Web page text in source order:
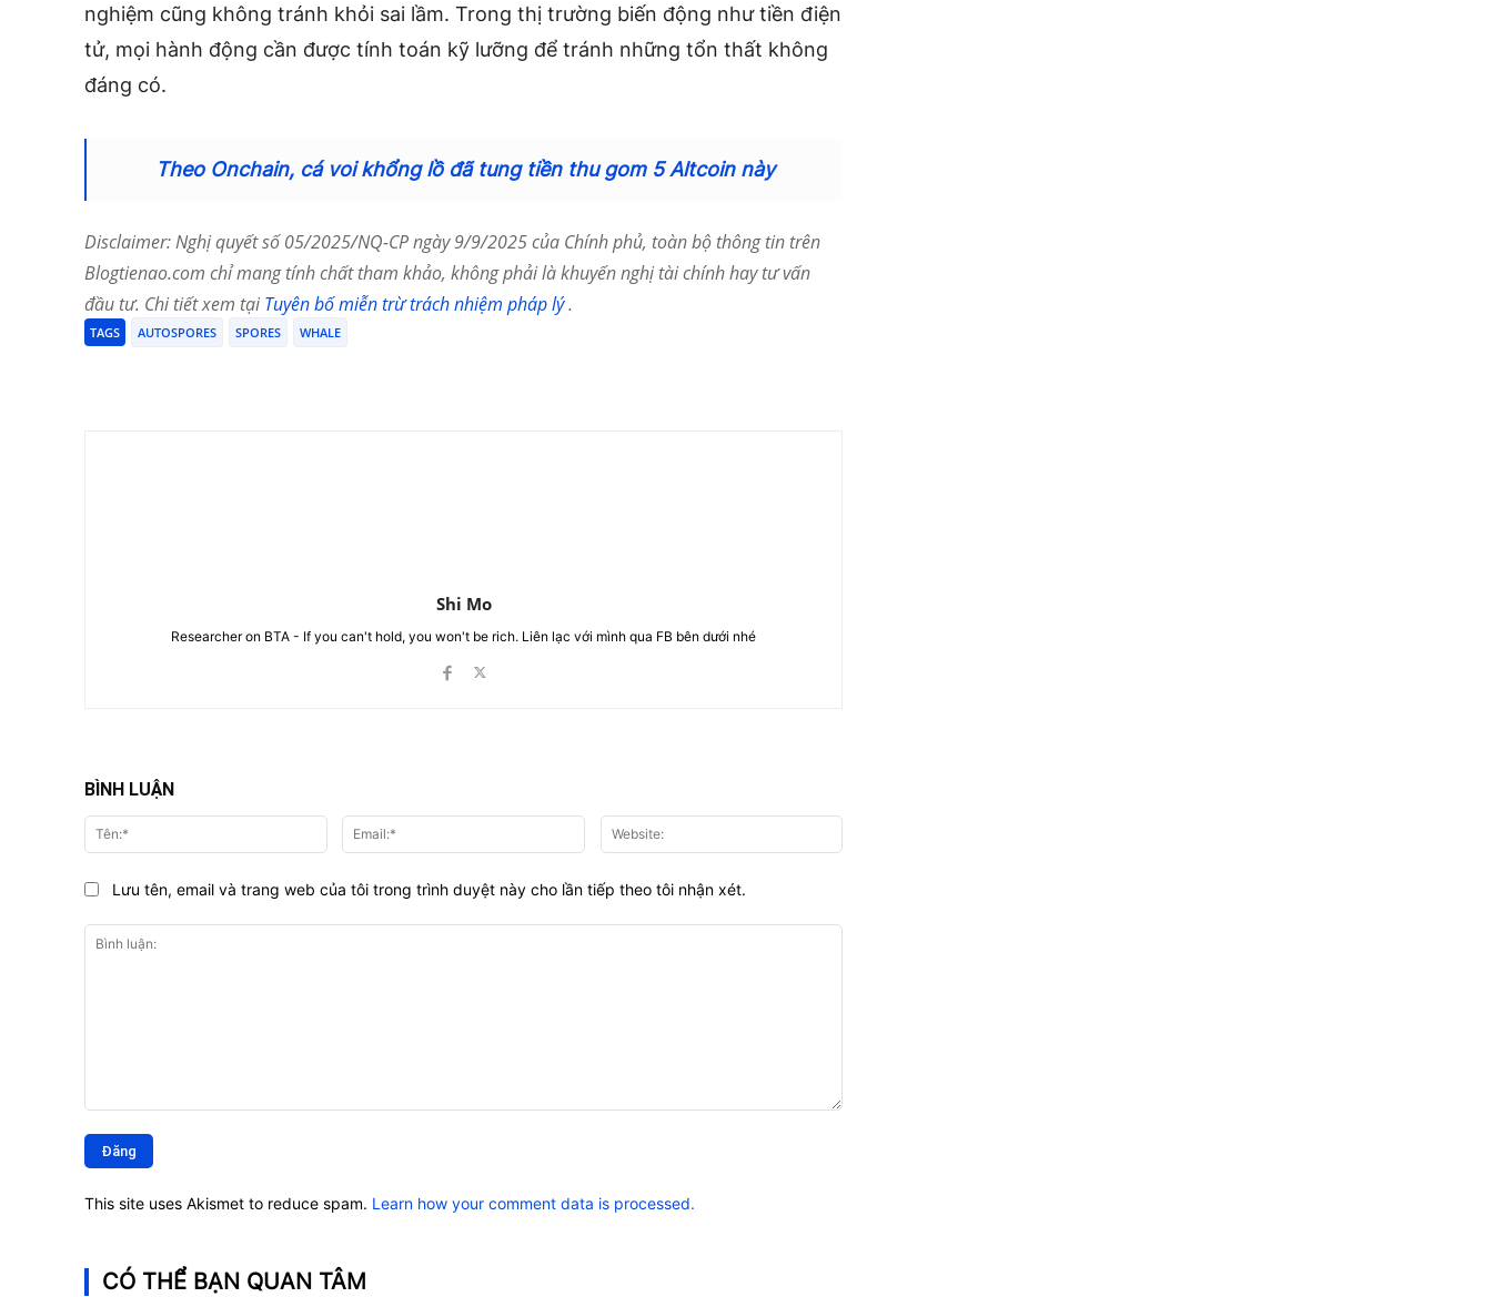
nghiệm cũng không tránh khỏi sai lầm. Trong thị trường biến động như tiền điện
tử, mọi hành động cần được tính toán kỹ lưỡng để tránh những tổn thất không
đáng có.
Theo Onchain, cá voi khổng lồ đã tung tiền thu gom 5 Altcoin này
Disclaimer: Nghị quyết số 05/2025/NQ-CP ngày 9/9/2025 của Chính phủ, toàn bộ thông tin trên
Blogtienao.com chỉ mang tính chất tham khảo, không phải là khuyến nghị tài chính hay tư vấn
đầu tư. Chi tiết xem tạiTuyên bố miễn trừ trách nhiệm pháp lý.
TAGS AUTOSPORES SPORES WHALE
Shi Mo
Researcher on BTA - If you can't hold, you won't be rich. Liên lạc với mình qua FB bên dưới nhé
BÌNH LUẬN
luận:
Tên:* Email:*
Lưu tên, email và trang web của tôi trong trình duyệt này cho lần tiếp theo tôi nhận xét.
This site uses Akismet to reduce spam. Learn how your comment data is processed.
CÓ THỂ BẠN QUAN TÂM